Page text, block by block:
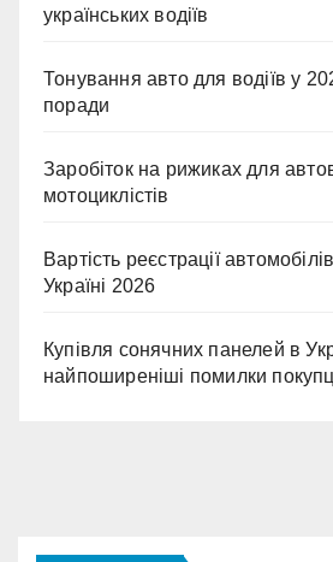
українських водіїв
Тонування авто для водіїв у
поради
Заробіток на рижиках для
мотоциклістів
Вартість реєстрації
Україні 2026
Купівля сонячних панелей в
найпоширеніші помилки